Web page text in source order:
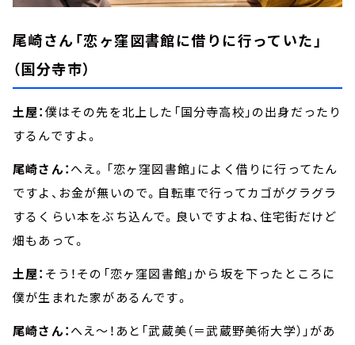
尾崎さん「恋ヶ窪図書館に借りに行っていた」
（国分寺市）
土屋：僕はその先を北上した「国分寺高校」の出身だったり
するんですよ。
尾崎さん：へえ。「恋ヶ窪図書館」によく借りに行ってたん
ですよ、お金が無いので。自転車で行ってカゴがグラグラ
するくらい本をぶち込んで。良いですよね、住宅街だけど
畑もあって。
土屋： そう！その「恋ヶ窪図書館」から坂を下ったところに
僕が生まれた家があるんです。
尾崎さん：へえ～！あと「武蔵美（＝武蔵野美術大学）」があ